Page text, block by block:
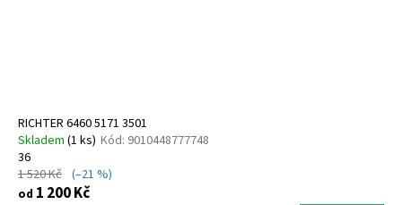
RICHTER 6460 5171 3501
Skladem (1 ks) Kód: 9010448777748
36
1 520 Kč (–21 %)
od 1 200 Kč